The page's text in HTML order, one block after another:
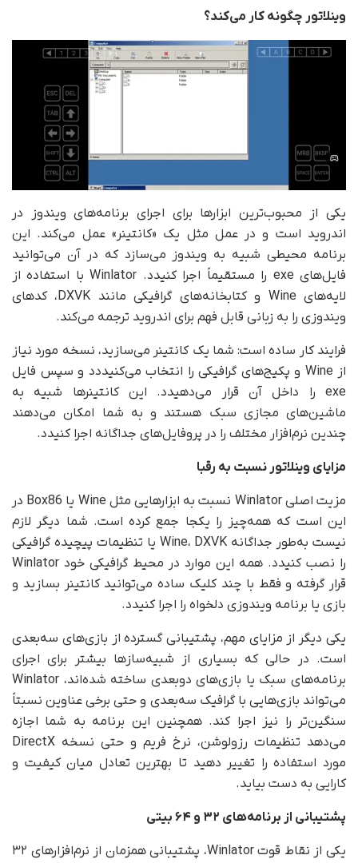
وینلاتور چگونه کار می‌کند؟
یکی از محبوب‌ترین ابزارها برای اجرای برنامه‌های ویندوز در
اندروید است و در عمل مثل یک «کانتینر» عمل می‌کند. این
برنامه محیطی شبیه به ویندوز می‌سازد که در آن می‌توانید
فایل‌های exe را مستقیماً اجرا کنیدد. Winlator با استفاده از
لایه‌های Wine و کتابخانه‌های گرافیکی مانند DXVK، کدهای
ویندوزی را به زبانی قابل فهم برای اندروید ترجمه می‌کند.
فرایند کار ساده است: شما یک کانتینر می‌سازید، نسخه مورد نیاز
از Wine و پکیج‌های گرافیکی را انتخاب می‌کنیددد و سپس فایل
exe را داخل آن قرار می‌دهیدد. این کانتینرها شبیه به
ماشین‌های مجازی سبک هستند و به شما امکان می‌دهند
چندین نرم‌افزار مختلف را در پروفایل‌های جداگانه اجرا کنیدد.
مزایای وینلاتور نسبت به رقبا
مزیت اصلی Winlator نسبت به ابزارهایی مثل Wine یا Box86 در
این است که همه‌چیز را یکجا جمع کرده است. شما دیگر لازم
نیست به‌طور جداگانه Wine، DXVK یا تنظیمات پیچیده گرافیکی
را نصب کنیدد. همه این موارد در محیط گرافیکی خود Winlator
قرار گرفته و فقط با چند کلیک ساده می‌توانید کانتینر بسازید و
بازی یا برنامه ویندوزی دلخواه را اجرا کنیدد.
یکی دیگر از مزایای مهم، پشتیبانی گسترده از بازی‌های سه‌بعدی
است. در حالی که بسیاری از شبیه‌سازها بیشتر برای اجرای
برنامه‌های سبک یا بازی‌های دوبعدی ساخته شده‌اند، Winlator
می‌تواند بازی‌هایی با گرافیک سه‌بعدی و حتی برخی عناوین نسبتاً
سنگین‌تر را نیز اجرا کند. همچنین این برنامه به شما اجازه
می‌دهد تنظیمات رزولوشن، نرخ فریم و حتی نسخه DirectX
مورد استفاده را تغییر دهید تا بهترین تعادل میان کیفیت و
کارایی به دست بیاید.
پشتیبانی از برنامه‌های ۳۲ و ۶۴ بیتی
یکی از نقاط قوت Winlator، پشتیبانی همزمان از نرم‌افزارهای ۳۲